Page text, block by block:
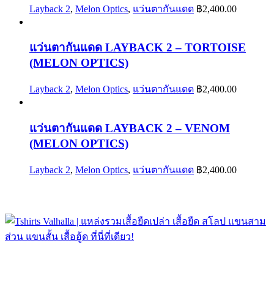
Layback 2, Melon Optics, แว่นตากันแดด ฿2,400.00
แว่นตากันแดด LAYBACK 2 – TORTOISE
(MELON OPTICS)
Layback 2, Melon Optics, แว่นตากันแดด ฿2,400.00
แว่นตากันแดด LAYBACK 2 – VENOM
(MELON OPTICS)
Layback 2, Melon Optics, แว่นตากันแดด ฿2,400.00